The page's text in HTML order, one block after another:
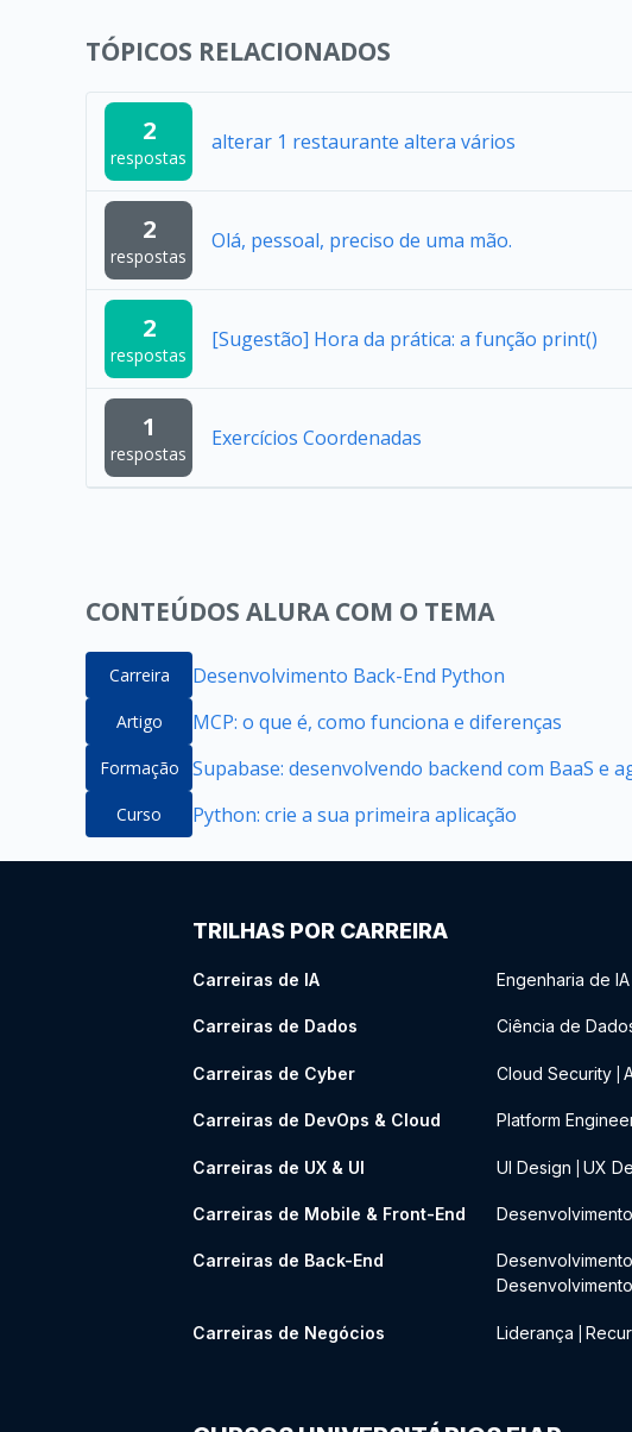
TÓPICOS RELACIONADOS
2
respostas
alterar 1 restaurante altera vários
2
respostas
Olá, pessoal, preciso de uma mão.
2
respostas
[Sugestão] Hora da prática: a função print()
1
respostas
Exercícios Coordenadas
CONTEÚDOS ALURA COM O TEMA
Carreira Desenvolvimento Back-End Python
Artigo MCP: o que é, como funciona e diferenças
Formação Supabase: desenvolvendo backend com BaaS e
Curso Python: crie a sua primeira aplicação
TRILHAS POR CARREIRA
Carreiras de IA Engenharia de IA
Carreiras de Dados Ciência de
Carreiras de Cyber Cloud Security
Carreiras de DevOps & Cloud Platform
Carreiras de UX & UI UI Design UX
Carreiras de Mobile & Front-End
Carreiras de Back-End
Carreiras de Negócios Liderança